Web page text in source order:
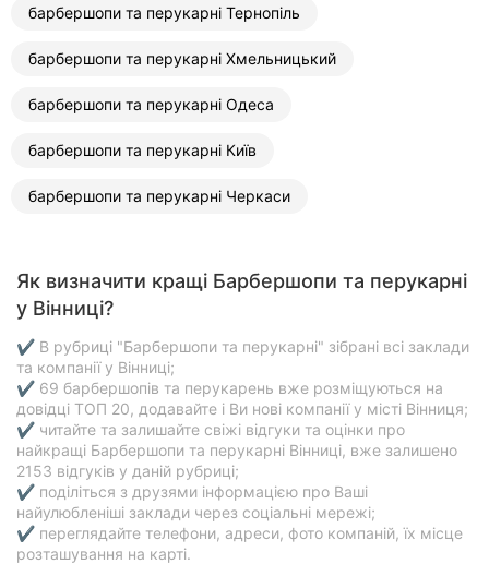
барбершопи та перукарні Тернопіль
барбершопи та перукарні Хмельницький
барбершопи та перукарні Одеса
барбершопи та перукарні Київ
барбершопи та перукарні Черкаси
Як визначити кращі Барбершопи та перукарні
у Вінниці?
✔ В рубриці "Барбершопи та перукарні" зібрані всі заклади
та компанії у Вінниці;
✔ 69 барбершопів та перукарень вже розміщуються на
довідці ТОП 20, додавайте і Ви нові компанії у місті Вінниця;
✔ читайте та залишайте свіжі відгуки та оцінки про
найкращі Барбершопи та перукарні Вінниці, вже залишено
2153 відгуків у даній рубриці;
✔ поділіться з друзями інформацією про Ваші
найулюбленіші заклади через соціальні мережі;
✔ переглядайте телефони, адреси, фото компаній, їх місце
розташування на карті.